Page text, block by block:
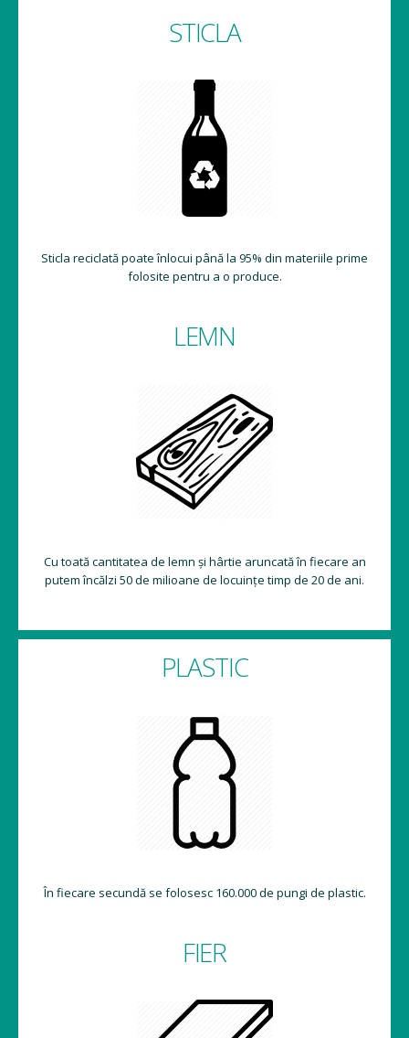
STICLA
Sticla reciclată poate înlocui până la 95% din materiile prime
folosite pentru a o produce.
LEMN
Cu toată cantitatea de lemn și hârtie aruncată în fiecare an
putem încălzi 50 de milioane de locuințe timp de 20 de ani.
PLASTIC
În fiecare secundă se folosesc 160.000 de pungi de plastic.
FIER